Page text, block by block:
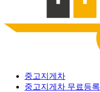
중고지게차
중고지게차 무료등록